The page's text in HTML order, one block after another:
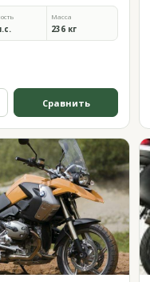
Масса
236 кг
Сравнить